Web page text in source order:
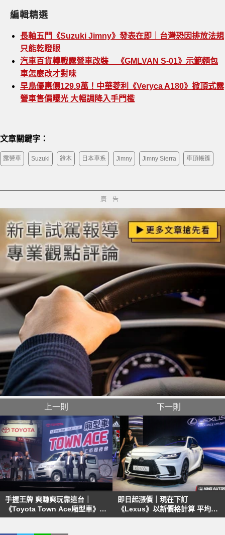
編輯精選
長軸五門《Suzuki Jimny》發表在即｜台灣恐因排放法規
只能乾瞪眼
汽車百貨轉戰露營車改裝 《GMLVAN S-01》示範麵包
車怎麼改才對味
早鳥優惠價129.9萬！中華菱利《Veryca A180》掀頂式露
營車售價曝光 大幅調降入手門檻
文章關鍵字：
露營車 Suzuki 鈴木 日本車系 Jimny Jimny Sierra 車頂帳篷
廣告
上一則
手握王牌 爽賺爽玩靠這台｜
《Toyota Town Ace廂型車》
汰舊換免50萬
下一則
即日起漲價｜現在下訂
《Lexus》以新價格計算 平均漲
幅約2%